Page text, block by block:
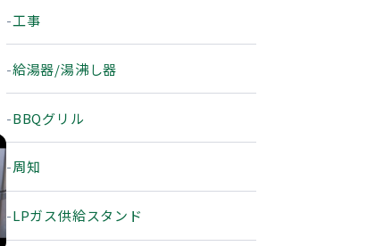
工事
給湯器/湯沸し器
BBQグリル
周知
LPガス供給スタンド